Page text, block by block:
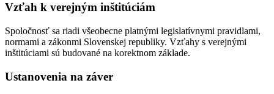
Vzťah k verejným inštitúciám
Spoločnosť sa riadi všeobecne platnými legislatívnymi pravidlami,
normami a zákonmi Slovenskej republiky. Vzťahy s verejnými
inštitúciami sú budované na korektnom základe.
Ustanovenia na záver